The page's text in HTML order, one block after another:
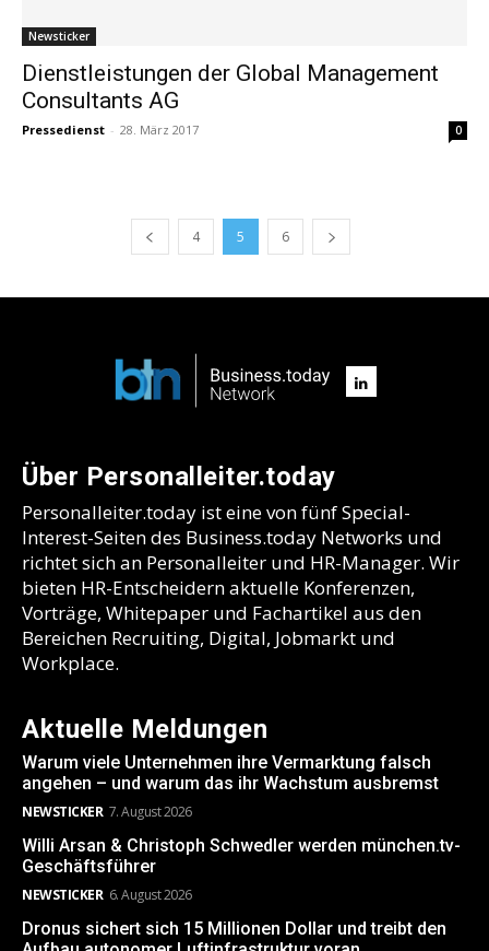
Newsticker
Dienstleistungen der Global Management
Consultants AG
Pressedienst - 28. März 2017 0
4 5 6
Über Personalleiter.today
Personalleiter.today ist eine von fünf Special-
Interest-Seiten des Business.today Networks und
richtet sich an Personalleiter und HR-Manager. Wir
bieten HR-Entscheidern aktuelle Konferenzen,
Vorträge, Whitepaper und Fachartikel aus den
Bereichen Recruiting, Digital, Jobmarkt und
Workplace.
Aktuelle Meldungen
Warum viele Unternehmen ihre Vermarktung falsch
angehen – und warum das ihr Wachstum ausbremst
NEWSTICKER 7. August 2026
Willi Arsan & Christoph Schwedler werden münchen.tv-
Geschäftsführer
NEWSTICKER 6. August 2026
Dronus sichert sich 15 Millionen Dollar und treibt den